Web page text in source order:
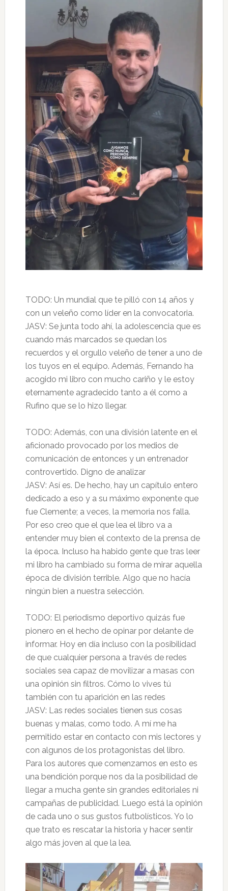
TODO: Un mundial que te pilló con 14 años y
con un veleño como líder en la convocatoria.
JASV: Se junta todo ahí, la adolescencia que es
cuando más marcados se quedan los
recuerdos y el orgullo veleño de tener a uno de
los tuyos en el equipo. Además, Fernando ha
acogido mi libro con mucho cariño y le estoy
eternamente agradecido tanto a él como a
Rufino que se lo hizo llegar.
TODO: Además, con una división latente en el
aficionado provocado por los medios de
comunicación de entonces y un entrenador
controvertido. Digno de analizar
JASV: Así es. De hecho, hay un capítulo entero
dedicado a eso y a su máximo exponente que
fue Clemente; a veces, la memoria nos falla.
Por eso creo que el que lea el libro va a
entender muy bien el contexto de la prensa de
la época. Incluso ha habido gente que tras leer
mi libro ha cambiado su forma de mirar aquella
época de división terrible. Algo que no hacía
ningún bien a nuestra selección.
TODO: El periodismo deportivo quizás fue
pionero en el hecho de opinar por delante de
informar. Hoy en día incluso con la posibilidad
de que cualquier persona a través de redes
sociales sea capaz de movilizar a masas con
una opinión sin filtros. Cómo lo vives tú
también con tu aparición en las redes
JASV: Las redes sociales tienen sus cosas
buenas y malas, como todo. A mí me ha
permitido estar en contacto con mis lectores y
con algunos de los protagonistas del libro.
Para los autores que comenzamos en esto es
una bendición porque nos da la posibilidad de
llegar a mucha gente sin grandes editoriales ni
campañas de publicidad. Luego está la opinión
de cada uno o sus gustos futbolísticos. Yo lo
que trato es rescatar la historia y hacer sentir
algo más joven al que la lea.